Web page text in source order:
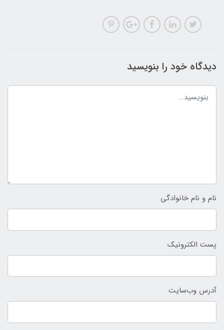
دیدگاه خود را بنویسید
نام و نام خانوادگی
پست الکترونیک
آدرس وب‌سایت